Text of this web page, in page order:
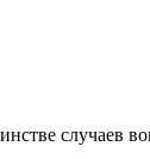
случаев